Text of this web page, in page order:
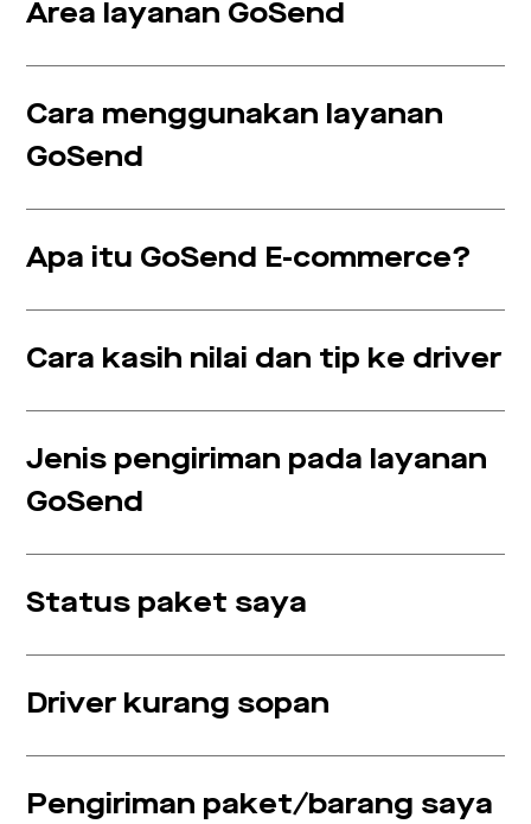
Area layanan GoSend
Cara menggunakan layanan
GoSend
Apa itu GoSend E-commerce?
Cara kasih nilai dan tip ke driver
Jenis pengiriman pada layanan
GoSend
Status paket saya
Driver kurang sopan
Pengiriman paket/barang saya